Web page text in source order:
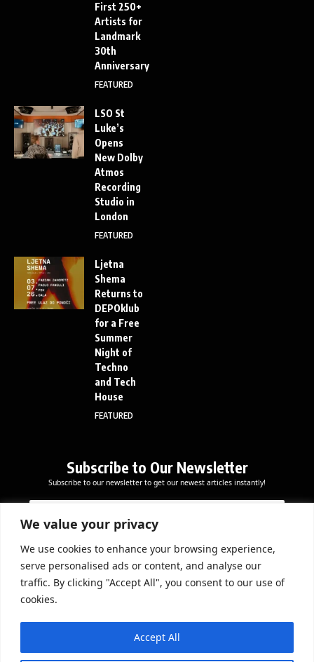
We value your privacy
We use cookies to enhance your browsing experience,
serve personalised ads or content, and analyse our
traffic. By clicking "Accept All", you consent to our use of
cookies.
Accept All
First 250+
Artists for
Landmark
30th
Anniversary
FEATURED
LSO St
Luke’s
Opens
New Dolby
Atmos
Recording
Studio in
London
FEATURED
Ljetna
Shema
Returns to
DEPOklub
for a Free
Summer
Night of
Techno
and Tech
House
FEATURED
Subscribe to Our Newsletter
Subscribe to our newsletter to get our newest articles instantly!
a
l
a
l
E
a
E
m
a
i
*
Subscribe Now